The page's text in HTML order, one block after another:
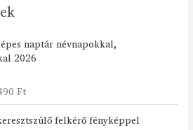
naptár névnapokkal,
2026
Ft
r
t
r
t
o
felkérő fényképpel